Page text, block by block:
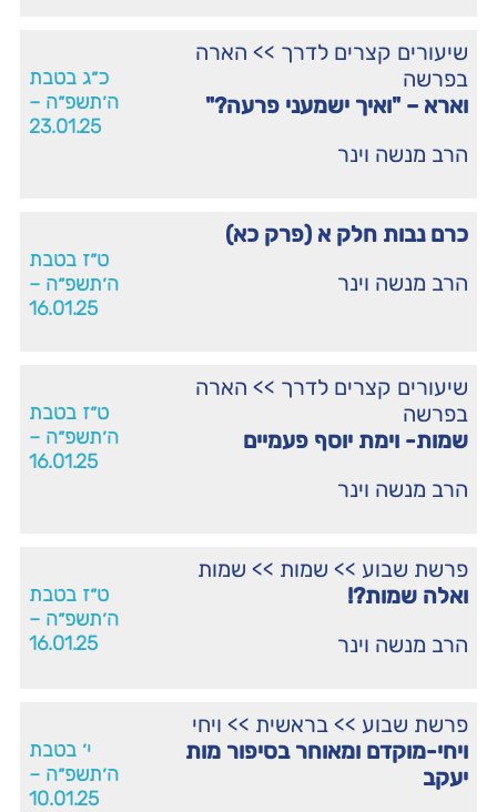
שיעורים קצרים לדרך >> הארה
בפרשה
וארא – "ואיך ישמעני פרעה?"
הרב מנשה וינר
כ״ג בטבת
ה׳תשפ״ה –
23.01.25
כרם נבות חלק א (פרק כא)
הרב מנשה וינר
ט״ז בטבת
ה׳תשפ״ה –
16.01.25
שיעורים קצרים לדרך >> הארה
בפרשה
שמות- וימת יוסף פעמיים
הרב מנשה וינר
ט״ז בטבת
ה׳תשפ״ה –
16.01.25
פרשת שבוע >> שמות >> שמות
ואלה שמות?!
הרב מנשה וינר
ט״ז בטבת
ה׳תשפ״ה –
16.01.25
פרשת שבוע >> בראשית >> ויחי
ויחי-מוקדם ומאוחר בסיפור מות
יעקב
י׳ בטבת
ה׳תשפ״ה –
10.01.25